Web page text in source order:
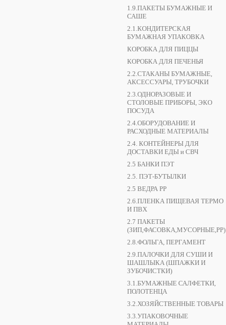
1.9.ПАКЕТЫ БУМАЖНЫЕ И
САШЕ
2.1.КОНДИТЕРСКАЯ
БУМАЖНАЯ УПАКОВКА
КОРОБКА ДЛЯ ПИЦЦЫ
КОРОБКА ДЛЯ ПЕЧЕНЬЯ
2.2.СТАКАНЫ БУМАЖНЫЕ,
АКСЕССУАРЫ, ТРУБОЧКИ
2.3.ОДНОРАЗОВЫЕ И
СТОЛОВЫЕ ПРИБОРЫ, ЭКО
ПОСУДА
2.4.ОБОРУДОВАНИЕ И
РАСХОДНЫЕ МАТЕРИАЛЫ
2.4. КОНТЕЙНЕРЫ ДЛЯ
ДОСТАВКИ ЕДЫ и СВЧ
2.5 БАНКИ ПЭТ
2.5. ПЭТ-БУТЫЛКИ
2.5 ВЕДРА РР
2.6.ПЛЕНКА ПИЩЕВАЯ ТЕРМО
И ПВХ
2.7 ПАКЕТЫ
(ЗИП,ФАСОВКА,МУСОРНЫЕ,РР)
2.8.ФОЛЬГА, ПЕРГАМЕНТ
2.9.ПАЛОЧКИ ДЛЯ СУШИ И
ШАШЛЫКА (ШПАЖКИ И
ЗУБОЧИСТКИ)
3.1.БУМАЖНЫЕ САЛФЕТКИ,
ПОЛОТЕНЦА
3.2.ХОЗЯЙСТВЕННЫЕ ТОВАРЫ
3.3.УПАКОВОЧНЫЕ